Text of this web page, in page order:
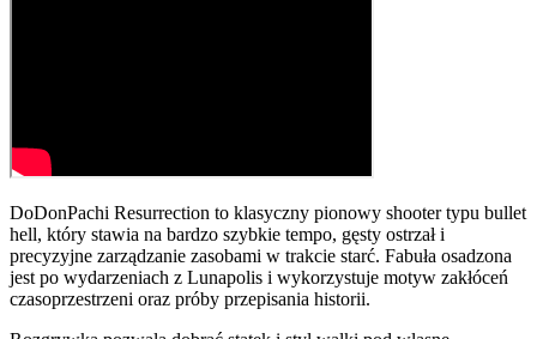
DoDonPachi Resurrection to klasyczny pionowy shooter typu bullet
hell, który stawia na bardzo szybkie tempo, gęsty ostrzał i
precyzyjne zarządzanie zasobami w trakcie starć. Fabuła osadzona
jest po wydarzeniach z Lunapolis i wykorzystuje motyw zakłóceń
czasoprzestrzeni oraz próby przepisania historii.